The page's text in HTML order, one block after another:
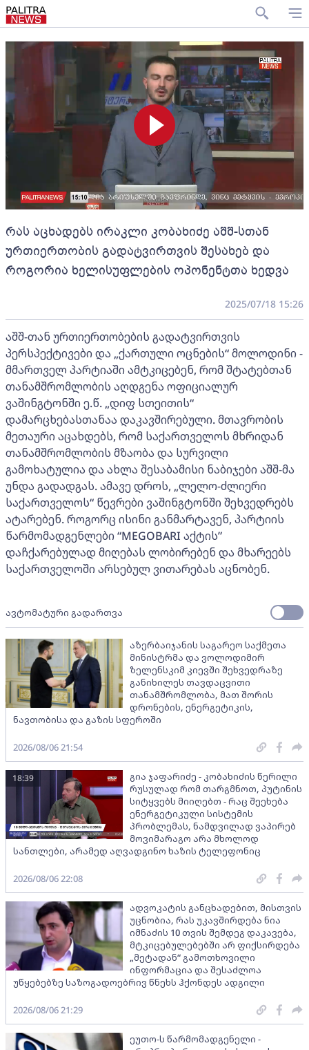
რას აცხადებს ირაკლი კობახიძე აშშ-სთან
ურთიერთობის გადატვირთვის შესახებ და
როგორია ხელისუფლების ოპონენტთა ხედვა
2025/07/18 15:26
აშშ-თან ურთიერთობების გადატვირთვის
პერსპექტივები და „ქართული ოცნების“ მოლოდინი -
მმართველ პარტიაში ამტკიცებენ, რომ შტატებთან
თანამშრომლობის აღდგენა ოფიციალურ
ვაშინგტონში ე.წ. „დიფ სთეითის“
დამარცხებასთანაა დაკავშირებული. მთავრობის
მეთაური აცახდებს, რომ საქართველოს მხრიდან
თანამშრომლობის მზაობა და სურვილი
გამოხატულია და ახლა შესაბამისი ნაბიჯები აშშ-მა
უნდა გადადგას. ამავე დროს, „ლელო-ძლიერი
საქართველოს“ წევრები ვაშინგტონში შეხვედრებს
ატარებენ. როგორც ისინი განმარტავენ, პარტიის
წარმომადგენლები “MEGOBARI აქტის”
დაჩქარებულად მიღებას ლობირებენ და მხარეებს
საქართველოში არსებულ ვითარებას აცნობენ.
ავტომატური გადართვა
აზერბაიჯანის საგარეო საქმეთა
მინისტრმა და ვოლოდიმირ
ზელენსკიმ კიევში შეხვედრაზე
განიხილეს თავდაცვითი
თანამშრომლობა, მათ შორის
დრონების, ენერგეტიკის,
ნავთობისა და გაზის სფეროში
2026/08/06 21:54
გია ჯაფარიძე - კობახიძის წერილი
რუსულად რომ თარგმნოთ, პუტინის
სიტყვებს მიიღებთ - რაც შეეხება
ენერგეტიკული სისტემის
პრობლემას, ნამდვილად ვაპირებ
მოვიმარაგო არა მხოლოდ
სანთლები, არამედ აღვადგინო ხაზის ტელეფონიც
18:39
2026/08/06 22:08
ადვოკატის განცხადებით, მისთვის
უცნობია, რას უკავშირდება ნია
იმნაძის 10 თვის შემდეგ დაკავება,
მტკიცებულებებში არ ფიქსირდება
„მეტადან“ გამოთხოვილი
ინფორმაცია და შესაძლოა
უწყებებზე საზოგადოებრივ წნეხს ჰქონდეს ადგილი
2026/08/06 21:29
ეუთო-ს წარმომადგენელი -